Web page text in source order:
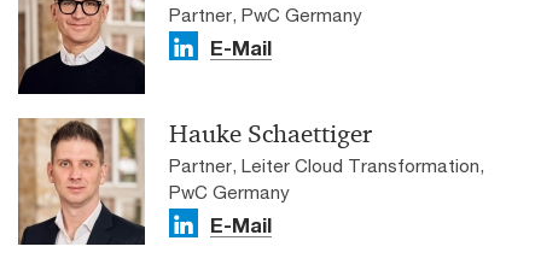
Partner, PwC Germany
E-Mail
Hauke Schaettiger
Partner, Leiter Cloud Transformation,
PwC Germany
E-Mail